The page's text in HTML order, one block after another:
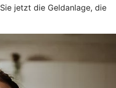
jetzt die Geldanlage, die